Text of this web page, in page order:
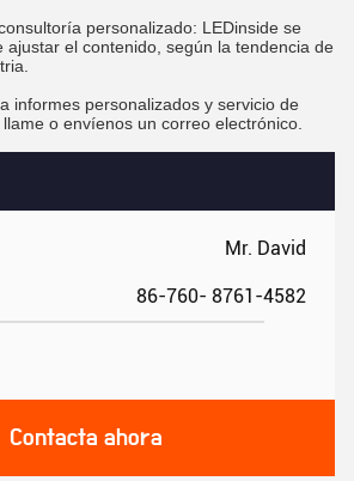
Mr. David
86-760- 8761-4582
Contacta ahora
personalizado: LEDinside se
ajustar el contenido, según la tendencia de
informes personalizados y servicio de
o envíenos un correo electrónico.